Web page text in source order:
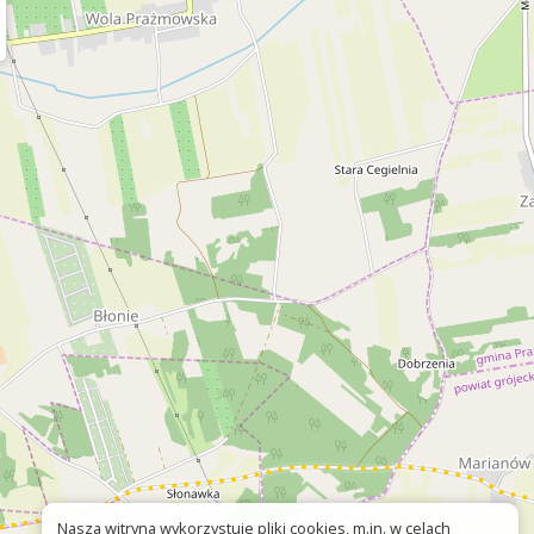
Nasza witryna wykorzystuje pliki cookies, m.in. w celach